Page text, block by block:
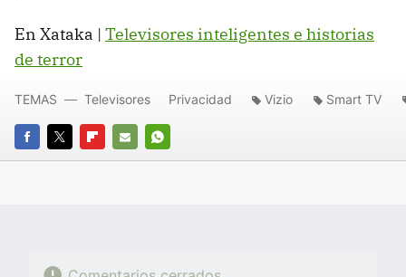
En Xataka | Televisores inteligentes e historias
de terror
FACEBOOK
TWITTERFLIPBOARD
E-
WHATSAPP
TEMAS Televisores Privacidad Vizio Smart TV